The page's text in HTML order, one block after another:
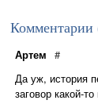
Комментарии
Артем #
Да уж, история
заговор какой-